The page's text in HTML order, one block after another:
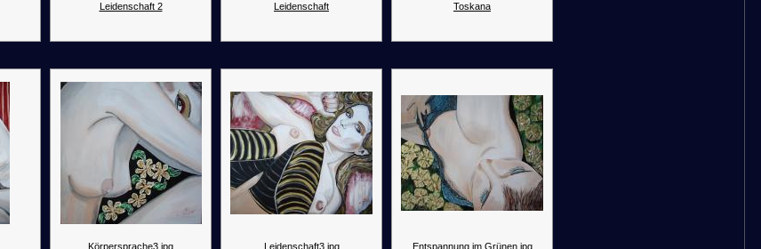
Leidenschaft 2 Leidenschaft Toskana
Körpersprache3.jpg Leidenschaft3.jpg Entspannung im Grünen.jpg